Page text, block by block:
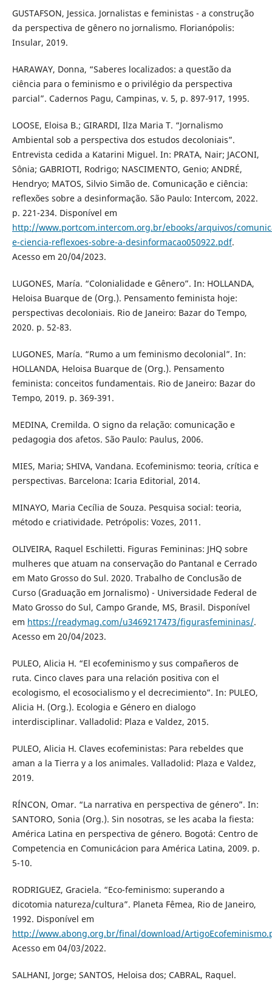
GUSTAFSON, Jessica. Jornalistas e feministas - a construção
da perspectiva de gênero no jornalismo. Florianópolis:
Insular, 2019.
HARAWAY, Donna, “Saberes localizados: a questão da
ciência para o feminismo e o privilégio da perspectiva
parcial”. Cadernos Pagu, Campinas, v. 5, p. 897-917, 1995.
LOOSE, Eloisa B.; GIRARDI, Ilza Maria T. “Jornalismo
Ambiental sob a perspectiva dos estudos decoloniais”.
Entrevista cedida a Katarini Miguel. In: PRATA, Nair; JACONI,
Sônia; GABRIOTI, Rodrigo; NASCIMENTO, Genio; ANDRÉ,
Hendryo; MATOS, Silvio Simão de. Comunicação e ciência:
reflexões sobre a desinformação. São Paulo: Intercom, 2022.
p. 221-234. Disponível em
http://www.portcom.intercom.org.br/ebooks/arquivos/
e-ciencia-reflexoes-sobre-a-desinformacao050922.pdf.
Acesso em 20/04/2023.
LUGONES, María. “Colonialidade e Gênero”. In: HOLLANDA,
Heloisa Buarque de (Org.). Pensamento feminista hoje:
perspectivas decoloniais. Rio de Janeiro: Bazar do Tempo,
2020. p. 52-83.
LUGONES, María. “Rumo a um feminismo decolonial”. In:
HOLLANDA, Heloisa Buarque de (Org.). Pensamento
feminista: conceitos fundamentais. Rio de Janeiro: Bazar do
Tempo, 2019. p. 369-391.
MEDINA, Cremilda. O signo da relação: comunicação e
pedagogia dos afetos. São Paulo: Paulus, 2006.
MIES, Maria; SHIVA, Vandana. Ecofeminismo: teoria, crítica e
perspectivas. Barcelona: Icaria Editorial, 2014.
MINAYO, Maria Cecília de Souza. Pesquisa social: teoria,
método e criatividade. Petrópolis: Vozes, 2011.
OLIVEIRA, Raquel Eschiletti. Figuras Femininas: JHQ sobre
mulheres que atuam na conservação do Pantanal e Cerrado
em Mato Grosso do Sul. 2020. Trabalho de Conclusão de
Curso (Graduação em Jornalismo) - Universidade Federal de
Mato Grosso do Sul, Campo Grande, MS, Brasil. Disponível
em https://readymag.com/u3469217473/figurasfemininas/.
Acesso em 20/04/2023.
PULEO, Alicia H. “El ecofeminismo y sus compañeros de
ruta. Cinco claves para una relación positiva con el
ecologismo, el ecosocialismo y el decrecimiento”. In: PULEO,
Alicia H. (Org.). Ecologia e Género en dialogo
interdisciplinar. Valladolid: Plaza e Valdez, 2015.
PULEO, Alicia H. Claves ecofeministas: Para rebeldes que
aman a la Tierra y a los animales. Valladolid: Plaza e Valdez,
2019.
RÍNCON, Omar. “La narrativa en perspectiva de género”. In:
SANTORO, Sonia (Org.). Sin nosotras, se les acaba la fiesta:
América Latina en perspectiva de género. Bogotá: Centro de
Competencia en Comunicácion para América Latina, 2009. p.
5-10.
RODRIGUEZ, Graciela. “Eco-feminismo: superando a
dicotomia natureza/cultura”. Planeta Fêmea, Rio de Janeiro,
1992. Disponível em
http://www.abong.org.br/final/download/
Acesso em 04/03/2022.
SALHANI, Jorge; SANTOS, Heloisa dos; CABRAL, Raquel.